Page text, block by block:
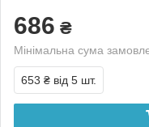
686 ₴
Мінімальна сума
653 ₴ від 5 шт.